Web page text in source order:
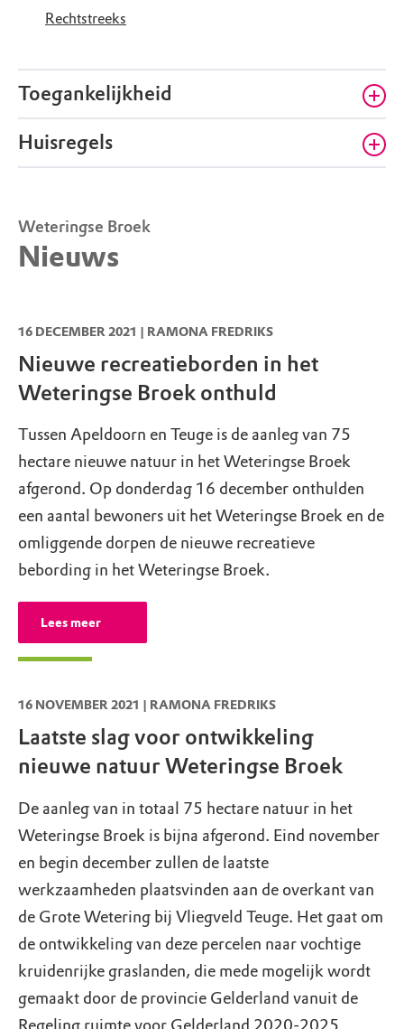
Rechtstreeks
Toegankelijkheid
Toegang van zonsopgang tot zonsondergang:
Bekijk hele openstelling
Zondag
Maandag
Donderdag
06.20 - 21.10
Vrijdag
06.21 - 21.08
Huisregels
paden
Fietsen op aangewezen fietspaden
Groepsactiviteiten, evenementen en
professioneel gebruik alleen na
toestemming
Wil je een (sport)activiteit of evenement
organiseren in dit natuurgebied? Vraag dan
eerst toestemming aan
viawww.natuurmonumenten.nl/toestemmi
Weteringse Broek
Nieuws
16 DECEMBER 2021 | RAMONA FREDRIKS
Nieuwe recreatieborden in het
Weteringse Broek onthuld
Tussen Apeldoorn en Teuge is de aanleg van 75
hectare nieuwe natuur in het Weteringse Broek
afgerond. Op donderdag 16 december onthulden
een aantal bewoners uit het Weteringse Broek en de
omliggende dorpen de nieuwe recreatieve
bebording in het Weteringse Broek.
Lees meer
16 NOVEMBER 2021 | RAMONA FREDRIKS
Laatste slag voor ontwikkeling
nieuwe natuur Weteringse Broek
De aanleg van in totaal 75 hectare natuur in het
Weteringse Broek is bijna afgerond. Eind november
en begin december zullen de laatste
werkzaamheden plaatsvinden aan de overkant van
de Grote Wetering bij Vliegveld Teuge. Het gaat om
de ontwikkeling van deze percelen naar vochtige
kruidenrijke graslanden, die mede mogelijk wordt
gemaakt door de provincie Gelderland vanuit de